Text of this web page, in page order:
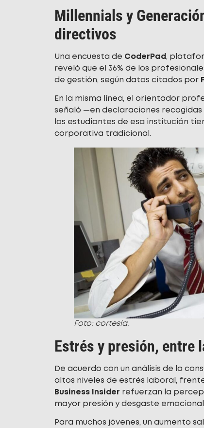
Millennials y
directivos
Una encuesta de CoderPad ,
reveló que el 36% de los
de gestión, según datos citados por
En la misma línea, el orientador
señaló —en declaraciones
los estudiantes de esa institución
corporativa tradicional.
Foto: cortesía.
Estrés y presión, entre
De acuerdo con un análisis de la
altos niveles de estrés laboral,
Business Insider refuerzan la
mayor presión y desgaste
Para muchos jóvenes, un aumento